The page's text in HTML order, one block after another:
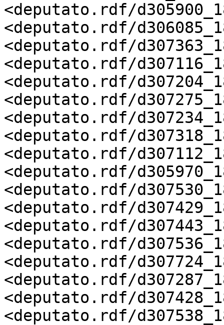
<deputato.rdf/
<deputato.rdf/
<deputato.rdf/
<deputato.rdf/
<deputato.rdf/
<deputato.rdf/
<deputato.rdf/
<deputato.rdf/
<deputato.rdf/
<deputato.rdf/
<deputato.rdf/
<deputato.rdf/
<deputato.rdf/
<deputato.rdf/
<deputato.rdf/
<deputato.rdf/
<deputato.rdf/
<deputato.rdf/